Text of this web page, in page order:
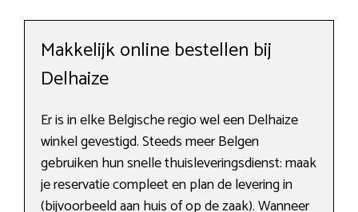
Makkelijk online bestellen bij
Delhaize
Er is in elke Belgische regio wel een Delhaize
winkel gevestigd. Steeds meer Belgen
gebruiken hun snelle thuisleveringsdienst: maak
je reservatie compleet en plan de levering in
(bijvoorbeeld aan huis of op de zaak). Wanneer